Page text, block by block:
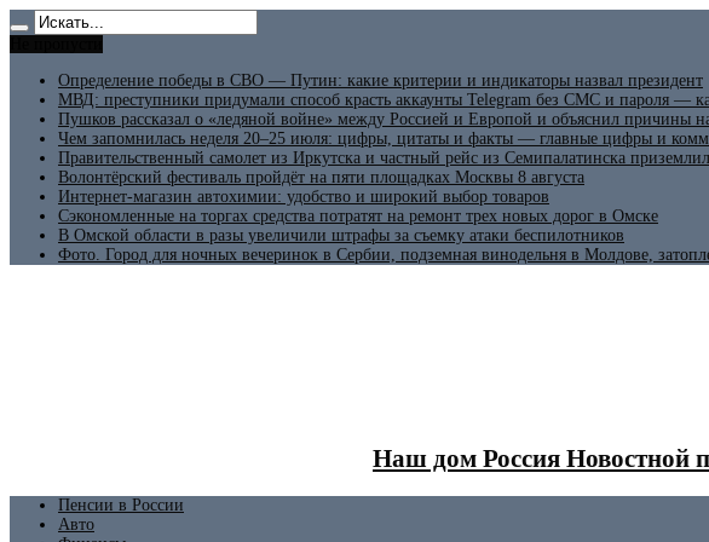
Определение победы в СВО — Путин: какие критерии и индикаторы назвал президент
МВД: преступники придумали способ красть аккаунты Telegram без СМС и пароля —
Пушков рассказал о «ледяной войне» между Россией и Европой и объяснил причины
Чем запомнилась неделя 20–25 июля: цифры, цитаты и факты — главные цифры и
Правительственный самолет из Иркутска и частный рейс из Семипалатинска
Волонтёрский фестиваль пройдёт на пяти площадках Москвы 8 августа
Интернет-магазин автохимии: удобство и широкий выбор товаров
Сэкономленные на торгах средства потратят на ремонт трех новых дорог в Омске
В Омской области в разы увеличили штрафы за съемку атаки беспилотников
Фото. Город для ночных вечеринок в Сербии, подземная винодельня в Молдове,
Наш дом Россия Новостной
Пенсии в России
Авто